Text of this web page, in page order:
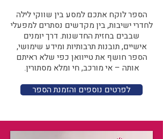
הספר לוקח אתכם למסע בין שווקי לילה
לחדרי ישיבות, בין מקדשים נסתרים למפעלי
שבבים בחזית החדשנות. דרך יומנים
אישיים, תובנות תרבותיות ומידע שימושי,
הספר חושף את טייוואן כפי שלא ראיתם
אותה – אי מורכב, חי ומלא מסתורין.
לפרטים נוספים והזמנת הספר